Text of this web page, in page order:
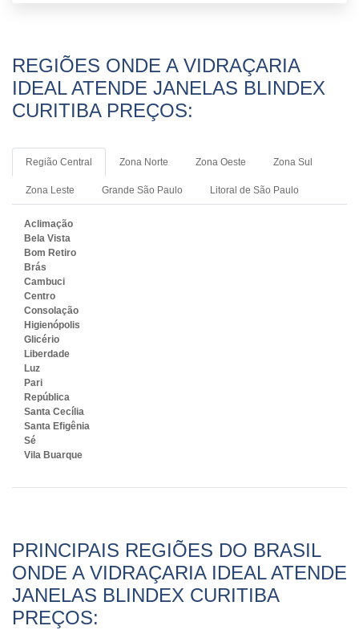
REGIÕES ONDE A VIDRAÇARIA
IDEAL ATENDE JANELAS BLINDEX
CURITIBA PREÇOS:
Região Central Zona Norte Zona Oeste Zona Sul
Zona Leste Grande São Paulo Litoral de São Paulo
Aclimação
Bela Vista
Bom Retiro
Brás
Cambuci
Centro
Consolação
Higienópolis
Glicério
Liberdade
Luz
Pari
República
Santa Cecília
Santa Efigênia
Sé
Vila Buarque
PRINCIPAIS REGIÕES DO BRASIL
ONDE A VIDRAÇARIA IDEAL ATENDE
JANELAS BLINDEX CURITIBA
PREÇOS: